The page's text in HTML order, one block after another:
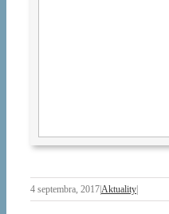
4 septembra, 2017Aktuality